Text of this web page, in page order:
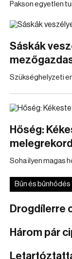
Pakson egyetlen
Sáskák
Szükséghelyzeti
Hőség:
melegrekord
Soha ilyen magas
Bűn és bűnhődés
Drogdílerre
Három pár